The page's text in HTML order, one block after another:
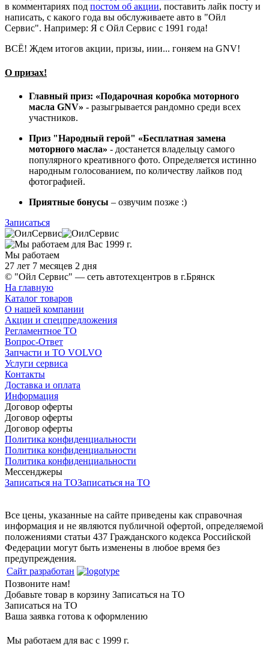
в комментариях под постом об акции, поставить лайк посту и
написать, с какого года вы обслуживаете авто в "Ойл
Сервис". Например: Я с Ойл Сервис с 1991 года!
ВСЁ! Ждем итогов акции, призы, иии... гоняем на GNV!
О призах!
Главный приз: «Подарочная коробка моторного
масла GNV» - разыгрывается рандомно среди всех
участников.
Приз "Народный герой" «Бесплатная замена
моторного масла» - достанется владельцу самого
популярного креативного фото. Определяется истинно
народным голосованием, по количеству лайков под
фотографией.
Приятные бонусы – озвучим позже :)
Записаться
Мы работаем
27 лет 7 месяцев 2 дня
© "Ойл Сервис" — сеть автотехцентров в г.Брянск
На главную
Каталог товаров
О нашей компании
Акции и спецпредложения
Регламентное ТО
Вопрос-Ответ
Запчасти и ТО VOLVO
Услуги сервиса
Контакты
Доставка и оплата
Информация
Договор оферты
Договор оферты
Договор оферты
Политика конфиденциальности
Политика конфиденциальности
Политика конфиденциальности
Мессенджеры
Записаться на ТОЗаписаться на ТО
Все цены, указанные на сайте приведены как справочная
информация и не являются публичной офертой, определяемой
положениями статьи 437 Гражданского кодекса Российской
Федерации могут быть изменены в любое время без
предупреждения.
Сайт разработан
Позвоните нам!
Добавьте товар в корзину Записаться на ТО
Записаться на ТО
Ваша заявка готова к оформлению
Мы работаем для вас с 1999 г.